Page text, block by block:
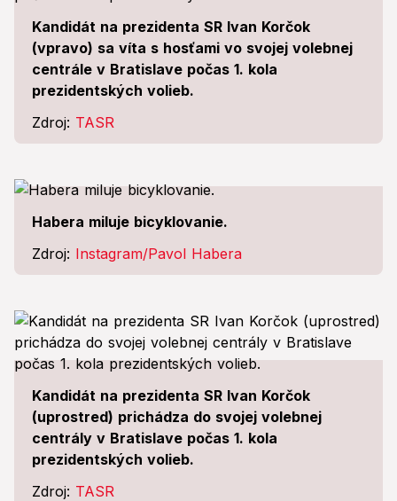
Kandidát na prezidenta SR Ivan Korčok
(vpravo) sa víta s hosťami vo svojej volebnej
centrále v Bratislave počas 1. kola
prezidentských volieb.
Zdroj: TASR
Habera miluje bicyklovanie.
Zdroj: Instagram/Pavol Habera
Kandidát na prezidenta SR Ivan Korčok
(uprostred) prichádza do svojej volebnej
centrály v Bratislave počas 1. kola
prezidentských volieb.
Zdroj: TASR